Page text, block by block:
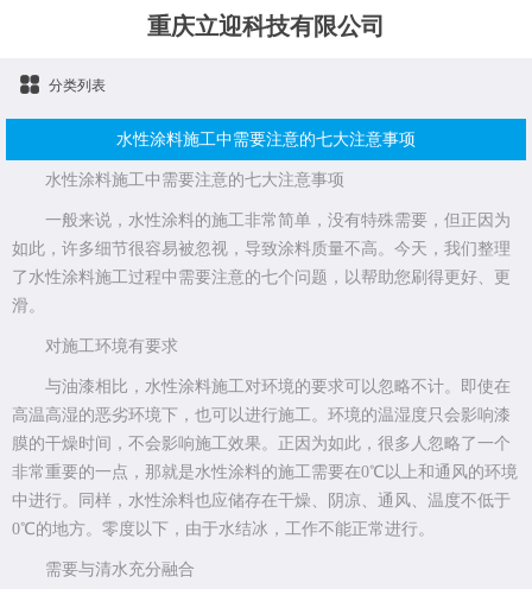
重庆立迎科技有限公司
分类列表
水性涂料施工中需要注意的七大注意事项
水性涂料施工中需要注意的七大注意事项
一般来说，水性涂料的施工非常简单，没有特殊需要，但正因为
如此，许多细节很容易被忽视，导致涂料质量不高。今天，我们整理
了水性涂料施工过程中需要注意的七个问题，以帮助您刷得更好、更
滑。
对施工环境有要求
与油漆相比，水性涂料施工对环境的要求可以忽略不计。即使在
高温高湿的恶劣环境下，也可以进行施工。环境的温湿度只会影响漆
膜的干燥时间，不会影响施工效果。正因为如此，很多人忽略了一个
非常重要的一点，那就是水性涂料的施工需要在0℃以上和通风的环境
中进行。同样，水性涂料也应储存在干燥、阴凉、通风、温度不低于
0℃的地方。零度以下，由于水结冰，工作不能正常进行。
需要与清水充分融合